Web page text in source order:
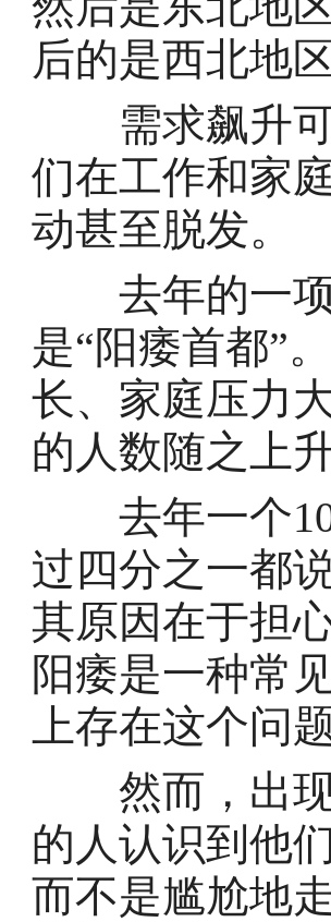
后的是西北地
需求飙升可
们在工作和家
动甚至脱发。
去年的一项
是“阳痿首都”
长、家庭压力
的人数随之上升
去年一个
过四分之一都
其原因在于担
阳痿是一种常
上存在这个问题
然而，出现
的人认识到他
而不是尴尬地